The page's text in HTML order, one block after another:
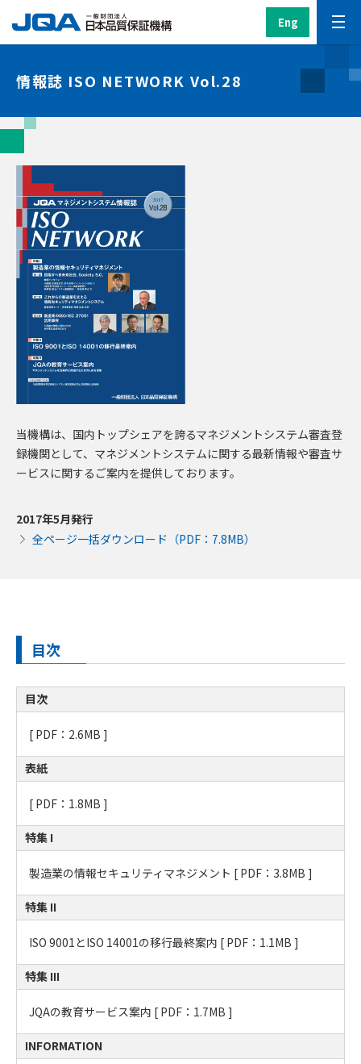
Eng
情報誌 ISO NETWORK Vol.28
当機構は、国内トップシェアを誇るマネジメントシステム審査登
録機関として、マネジメントシステムに関する最新情報や審査サ
ービスに関するご案内を提供しております。
2017年5月発行
全ページ一括ダウンロード（PDF：7.8MB）
目次
目次
[ PDF：2.6MB ]
表紙
[ PDF：1.8MB ]
特集 I
製造業の情報セキュリティマネジメント [ PDF：3.8MB ]
特集 II
ISO 9001とISO 14001の移行最終案内 [ PDF：1.1MB ]
特集 III
JQAの教育サービス案内 [ PDF：1.7MB ]
INFORMATION